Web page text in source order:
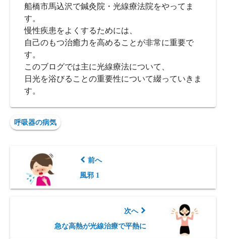
船橋市馬込沢で鍼灸院・光線療法院をやってま
す。
慢性疾患をよくするためには、
自己のもつ治癒力を高めることが非常に重要で
す。
このブログでは主に光線療法について、
日光を浴びることの重要性について綴っていきま
す。
呼吸器の病気
前へ
風邪 1
次へ
急な高熱が光線治療で平熱に